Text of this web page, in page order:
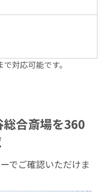
対応可能です。
総合斎場を360
でご確認いただけま